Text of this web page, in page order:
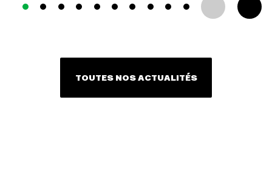
TOUTES NOS ACTUALITÉS